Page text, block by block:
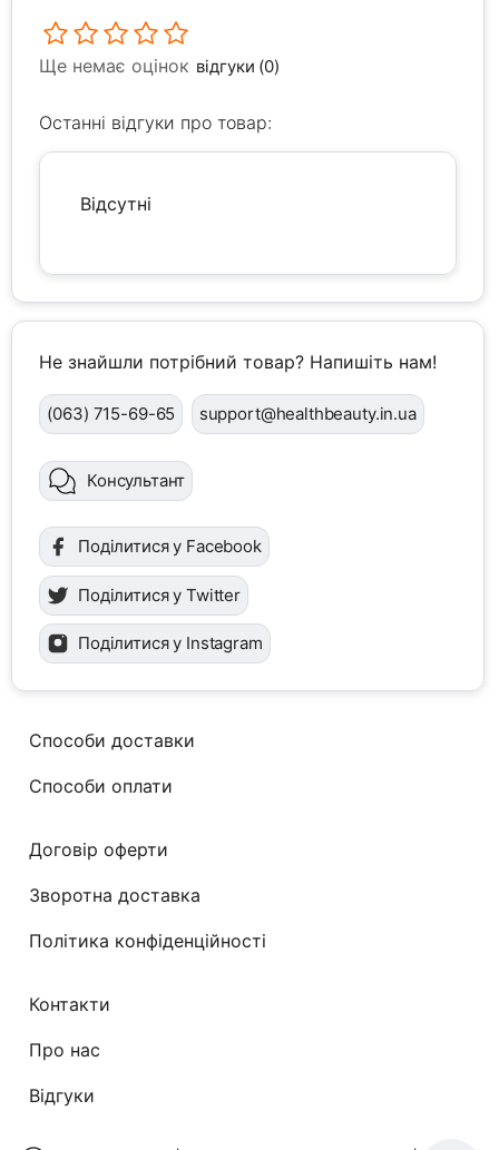
Ще немає оцінок відгуки (0)
Останні відгуки про товар:
Відсутні
Не знайшли потрібний товар? Напишіть нам!
(063) 715-69-65 support@healthbeauty.in.ua
Консультант
Поділитися у Facebook
Поділитися у Twitter
Поділитися у Instagram
Способи доставки
Способи оплати
Договір оферти
Зворотна доставка
Політика конфіденційності
Контакти
Про нас
Відгуки